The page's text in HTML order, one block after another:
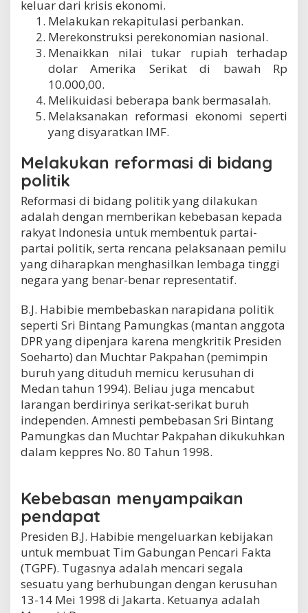
keluar dari krisis ekonomi.
Melakukan rekapitulasi perbankan.
Merekonstruksi perekonomian nasional.
Menaikkan nilai tukar rupiah terhadap
dolar Amerika Serikat di bawah Rp
10.000,00.
Melikuidasi beberapa bank bermasalah.
Melaksanakan reformasi ekonomi seperti
yang disyaratkan IMF.
Melakukan reformasi di bidang
politik
Reformasi di bidang politik yang dilakukan
adalah dengan memberikan kebebasan kepada
rakyat Indonesia untuk membentuk partai-
partai politik, serta rencana pelaksanaan pemilu
yang diharapkan menghasilkan lembaga tinggi
negara yang benar-benar representatif.
B.J. Habibie membebaskan narapidana politik
seperti Sri Bintang Pamungkas (mantan anggota
DPR yang dipenjara karena mengkritik Presiden
Soeharto) dan Muchtar Pakpahan (pemimpin
buruh yang dituduh memicu kerusuhan di
Medan tahun 1994). Beliau juga mencabut
larangan berdirinya serikat-serikat buruh
independen. Amnesti pembebasan Sri Bintang
Pamungkas dan Muchtar Pakpahan dikukuhkan
dalam keppres No. 80 Tahun 1998.
Kebebasan menyampaikan
pendapat
Presiden B.J. Habibie mengeluarkan kebijakan
untuk membuat Tim Gabungan Pencari Fakta
(TGPF). Tugasnya adalah mencari segala
sesuatu yang berhubungan dengan kerusuhan
13-14 Mei 1998 di Jakarta. Ketuanya adalah